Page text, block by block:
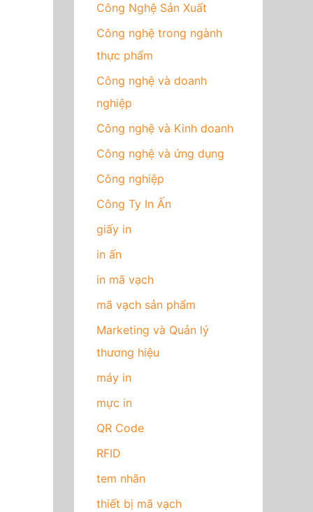
Công Nghệ Sản Xuất
Công nghệ trong ngành
thực phẩm
Công nghệ và doanh
nghiệp
Công nghệ và Kinh doanh
Công nghệ và ứng dụng
Công nghiệp
Công Ty In Ấn
giấy in
in ấn
in mã vạch
mã vạch sản phẩm
Marketing và Quản lý
thương hiệu
máy in
mực in
QR Code
RFID
tem nhãn
thiết bị mã vạch